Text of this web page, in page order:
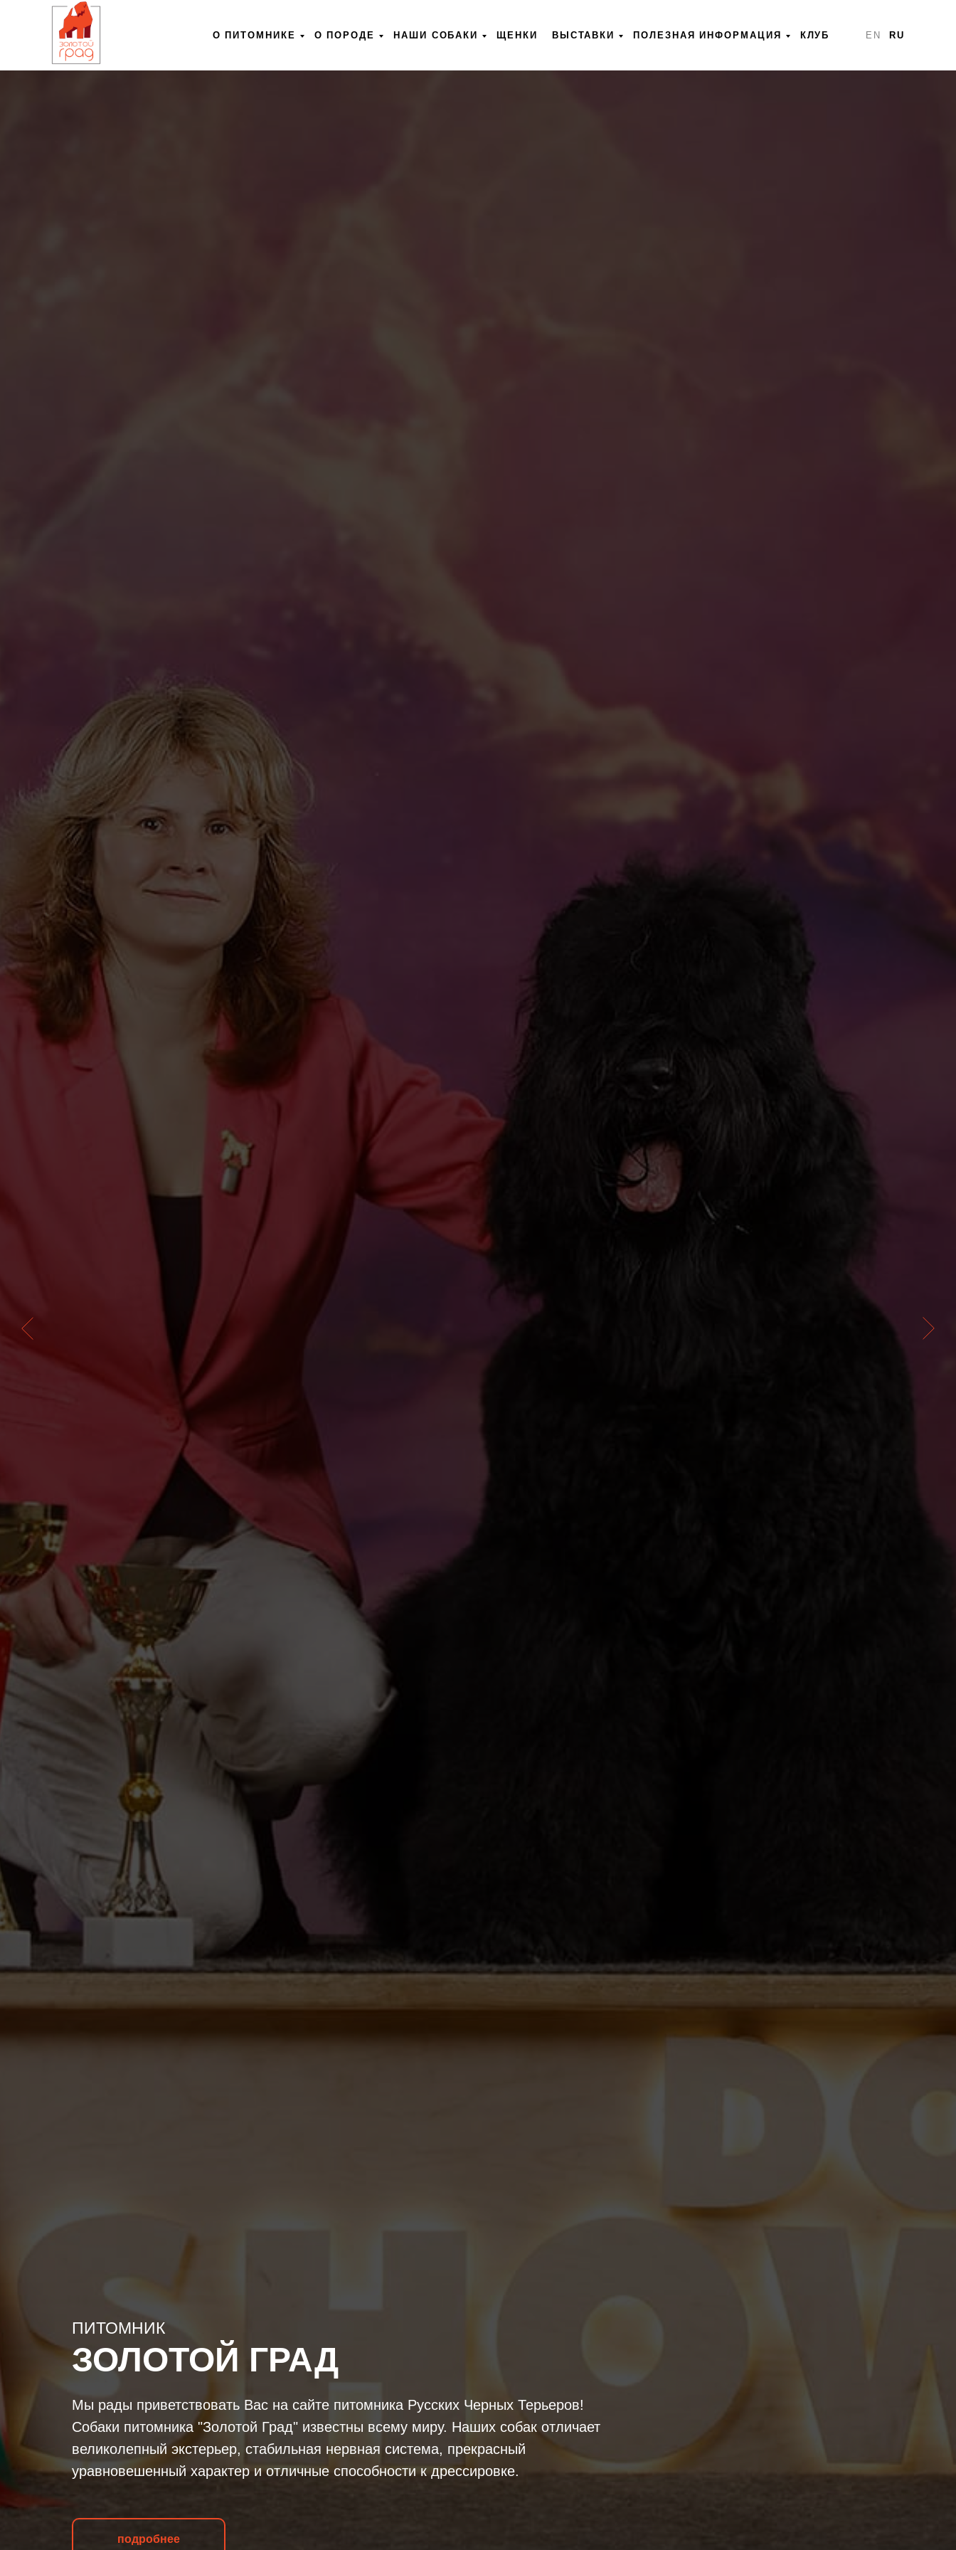
О ПИТОМНИКЕ О ПОРОДЕ НАШИ СОБАКИ ЩЕНКИ ВЫСТАВКИ ПОЛЕЗНАЯ ИНФОРМАЦИЯ КЛУБ EN RU
ПИТОМНИК
ЗОЛОТОЙ ГРАД
Мы рады приветствовать Вас на сайте питомника Русских Черных Терьеров!
Собаки питомника "Золотой Град" известны всему миру. Наших собак отличает
великолепный экстерьер, стабильная нервная система, прекрасный
уравновешенный характер и отличные способности к дрессировке.
подробнее